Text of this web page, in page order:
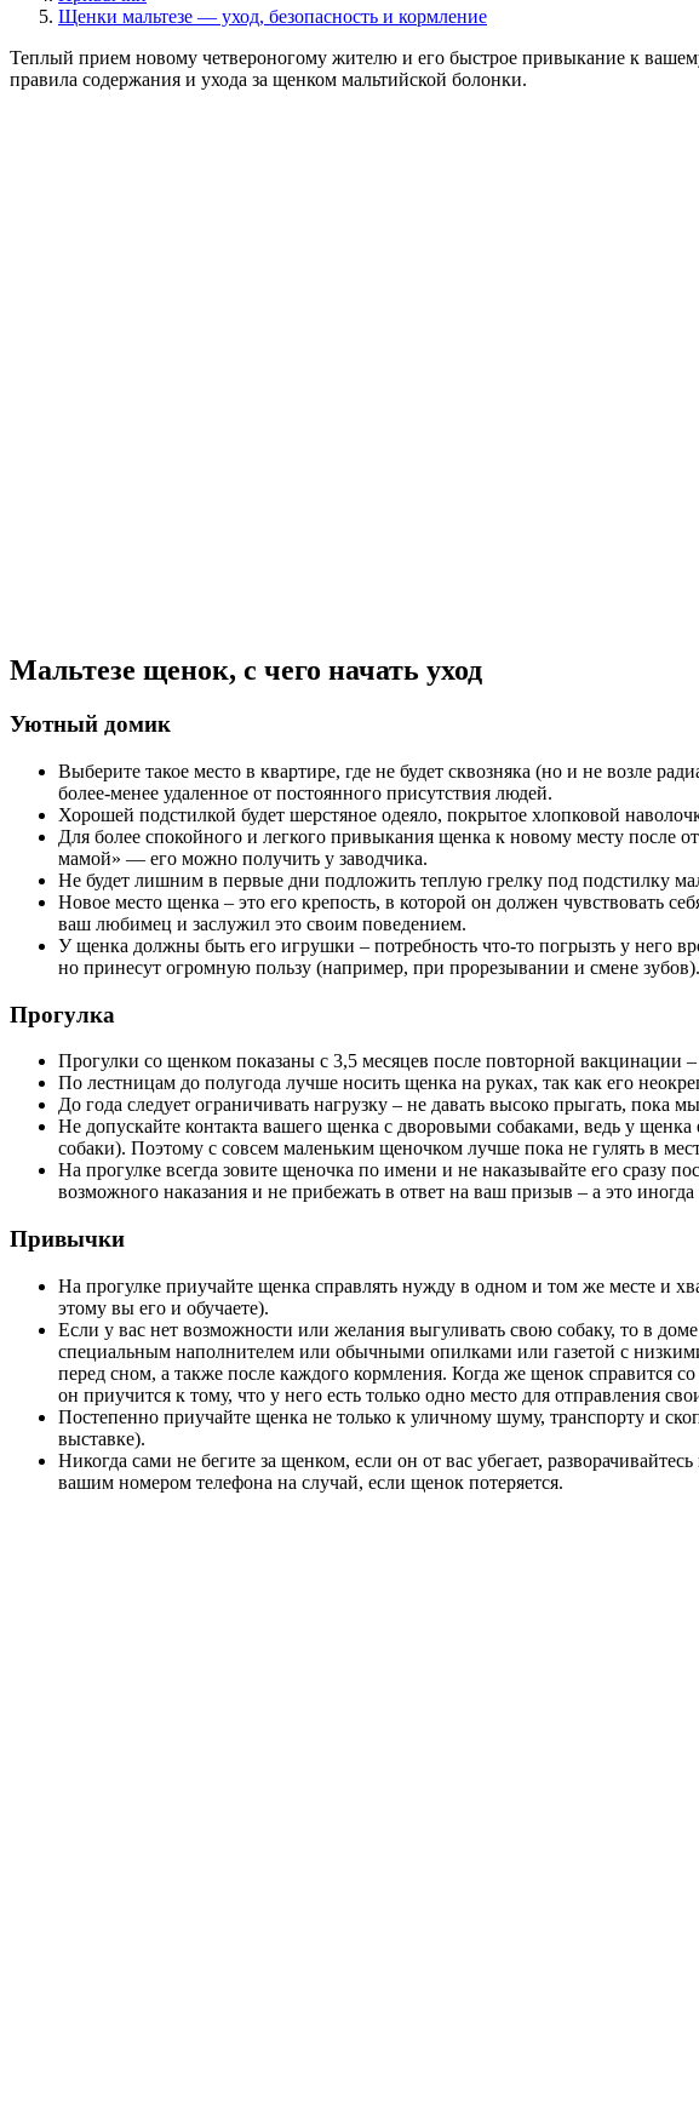
Щенки мальтезе — уход, безопасность и кормление
Теплый прием новому четвероногому жителю и его быстрое привыкание к
правила содержания и ухода за щенком мальтийской болонки.
Мальтезе щенок, с чего начать уход
Уютный домик
Выберите такое место в квартире, где не будет сквозняка (но и не возле
более-менее удаленное от постоянного присутствия людей.
Хорошей подстилкой будет шерстяное одеяло, покрытое хлопковой
Для более спокойного и легкого привыкания щенка к новому месту после
мамой» — его можно получить у заводчика.
Не будет лишним в первые дни подложить теплую грелку под подстилку
Новое место щенка – это его крепость, в которой он должен чувствовать
ваш любимец и заслужил это своим поведением.
У щенка должны быть его игрушки – потребность что-то погрызть у него
но принесут огромную пользу (например, при прорезывании и смене зубов).
Прогулка
Прогулки со щенком показаны с 3,5 месяцев после повторной вакцинации
По лестницам до полугода лучше носить щенка на руках, так как его
До года следует ограничивать нагрузку – не давать высоко прыгать,
Не допускайте контакта вашего щенка с дворовыми собаками, ведь у
собаки). Поэтому с совсем маленьким щеночком лучше пока не гулять в
На прогулке всегда зовите щеночка по имени и не наказывайте его сразу
возможного наказания и не прибежать в ответ на ваш призыв – а это
Привычки
На прогулке приучайте щенка справлять нужду в одном и том же месте и
этому вы его и обучаете).
Если у вас нет возможности или желания выгуливать свою собаку, то в
специальным наполнителем или обычными опилками или газетой с
перед сном, а также после каждого кормления. Когда же щенок справится
он приучится к тому, что у него есть только одно место для отправления
Постепенно приучайте щенка не только к уличному шуму, транспорту и
выставке).
Никогда сами не бегите за щенком, если он от вас убегает,
вашим номером телефона на случай, если щенок потеряется.